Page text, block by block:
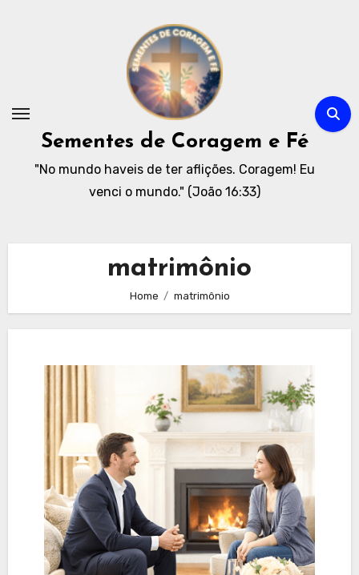
Sementes de Coragem e Fé
"No mundo haveis de ter aflições. Coragem! Eu
venci o mundo." (João 16:33)
matrimônio
Home matrimônio